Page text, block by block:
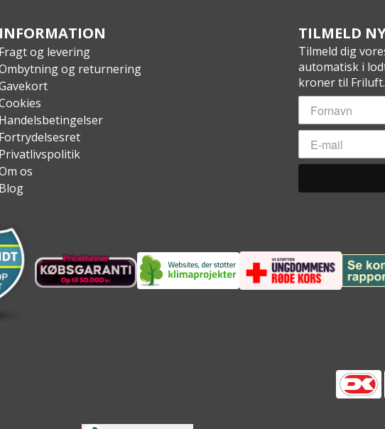
INFORMATION
Fragt og levering
og returnering
Handelsbetingelser
Fortrydelsesret
Privatlivspolitik
os
Blog
TILMELD
Tilmeld dig
automatisk i
kroner til